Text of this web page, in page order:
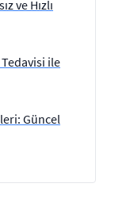
ve Hızlı
Tedavisi ile
Güncel